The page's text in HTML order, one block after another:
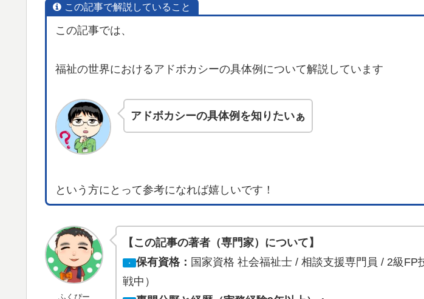
この記事で解説していること
この記事では、
福祉の世界におけるアドボカシーの具体例について解説しています
アドボカシーの具体例を知りたいぁ
という方にとって参考になれば嬉しいです！
ふくぴー
【この記事の著者（専門家）について】
・ 保有資格： 国家資格 社会福祉士 / 相談支援専門員 / 2級FP
戦中）